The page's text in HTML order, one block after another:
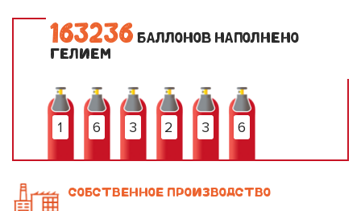
163236 БАЛЛОНОВ НАПОЛНЕНО
ГЕЛИЕМ
1 6 3 2 3 6
СОБСТВЕННОЕ ПРОИЗВОДСТВО